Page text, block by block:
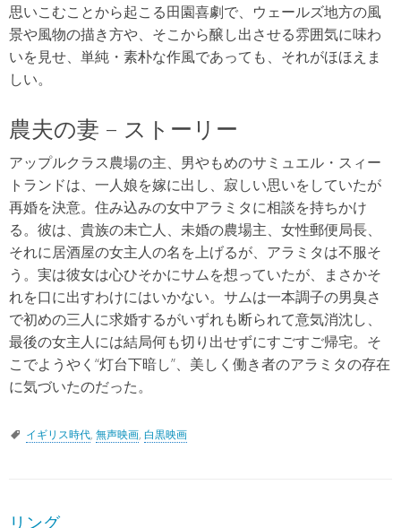
思いこむことから起こる田園喜劇で、ウェールズ地方の風
景や風物の描き方や、そこから醸し出させる雰囲気に味わ
いを見せ、単純・素朴な作風であっても、それがほほえま
しい。
農夫の妻 – ストーリー
アップルクラス農場の主、男やもめのサミュエル・スィー
トランドは、一人娘を嫁に出し、寂しい思いをしていたが
再婚を決意。住み込みの女中アラミタに相談を持ちかけ
る。彼は、貴族の未亡人、未婚の農場主、女性郵便局長、
それに居酒屋の女主人の名を上げるが、アラミタは不服そ
う。実は彼女は心ひそかにサムを想っていたが、まさかそ
れを口に出すわけにはいかない。サムは一本調子の男臭さ
で初めの三人に求婚するがいずれも断られて意気消沈し、
最後の女主人には結局何も切り出せずにすごすご帰宅。そ
こでようやく“灯台下暗し”、美しく働き者のアラミタの存在
に気づいたのだった。
イギリス時代, 無声映画, 白黒映画
リング